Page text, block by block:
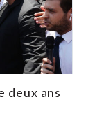
deux ans